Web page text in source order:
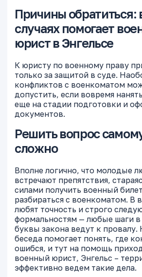
Причины обратиться:
случаях помогает
юрист в Энгельсе
К юристу по военному праву
только за защитой в суде.
конфликтов с военкоматом
допустить, если вовремя
еще на стадии подготовки и
документов.
Решить вопрос
сложно
Вполне логично, что молодые
встречают препятствия,
силами получить военный
разбираться с военкоматом. В
любят точность и строго
формальностям — любые шаги в
буквы закона ведут к провалу.
беседа помогает понять, где
ошибся, и тут на помощь
военный юрист, Энгельс –
эффективно ведем такие дела.